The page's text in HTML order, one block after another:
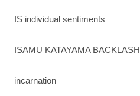
IS individual sentiments
ISAMU KATAYAMA BACKLASH
incarnation